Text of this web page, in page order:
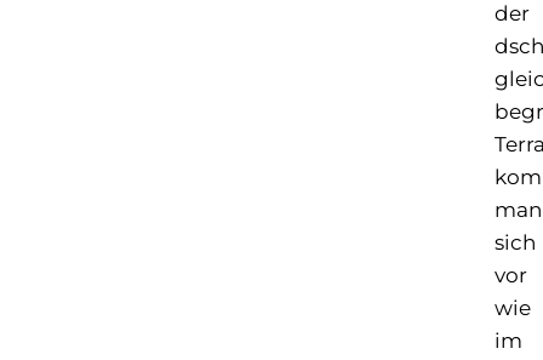
der
man
sich
vor
wie
im